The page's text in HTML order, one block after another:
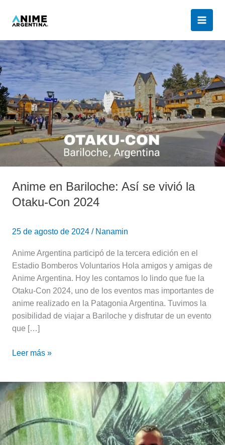
Anime en Bariloche: Así se vivió la
Otaku-Con 2024
25 de agosto de 2024 / Nanamin
Anime Argentina participó de la tercera edición en el
Estadio Bomberos Voluntarios Hola amigos y amigas de
Anime Argentina. Hoy les contamos lo lindo que fue la
Otaku-Con 2024, uno de los eventos mas importantes de
anime realizado en la Patagonia Argentina. Tuvimos la
posibilidad de viajar a Bariloche y disfrutar de un evento
que […]
Anime
en
Bariloche:
Así
se
vivió
la
Otaku-
Con
Leer más »
Entrevista
a
Salvador
Sanz,
un